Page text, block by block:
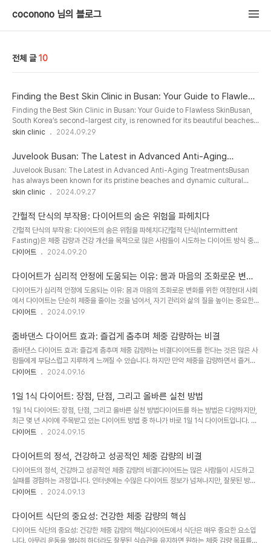
coconono 님의 블로그
전체 글 10
Finding the Best Skin Clinic in Busan: Your Guide to Flawless
Skin
Finding the Best Skin Clinic in Busan: Your Guide to Flawless SkinBusan,
South Korea’s second-largest city, is renowned for its beautiful beaches,
vibrant cityscape, and thriving beauty industry. Among its many
services available throughout the city. If you're looking to enhance your
skincare routine or address specific skin con..
skin clinic 2024.09.29
Juvelook Busan: The Latest in Advanced Anti-Aging
Treatments
Juvelook Busan: The Latest in Advanced Anti-Aging TreatmentsBusan
has always been known for its pristine beaches and dynamic cultural
scene, but in recent years, it has also become a top destination for
locals and visitors alike is Juvelook Busan. This cutting-edge anti-aging
solution offers long-lasting results for those looki..
skin clinic 2024.09.27
간헐적 단식의 부작용: 다이어트의 숨은 위험을 파헤치다
간헐적 단식의 부작용: 다이어트의 숨은 위험을 파헤치다간헐적 단식(Intermittent
Fasting)은 체중 감량과 건강 개선을 목적으로 많은 사람들이 시도하는 다이어트 방식 중
하나입니다. 식사 시간을 제한해 공복 상태를 유지하면서 체지방을 연소시키고 대사를 개선
용이 존재하며, 잘못된 방식으로 실천할 경우 건강에 부정적인 영향을 미칠 수 있습니다.이
번 글에서는 간헐적 단식의 부작용에 대해 다루고, 건강한 단식 실천을 위해 주의해야 할 사
항들을 알아보겠습니다.1. 간헐적 단식이란?간헐적 단식은 일정한 시간 동안 공복을 유지하
고, 나머지 시간 동안에만 음식을 섭취하는 방식의 다이어트입니다. 가장 흔한 방식으로는
16..
다이어트 2024.09.20
다이어트가 심리적 안정에 도움되는 이유: 몸과 마음의 조화로운 변화
를 위한 여정
다이어트가 심리적 안정에 도움되는 이유: 몸과 마음의 조화로운 변화를 위한 여정현대 사회
에서 다이어트는 단순히 체중을 줄이는 것을 넘어서, 자기 관리와 삶의 질을 높이는 중요한
과정으로 인식되고 있습니다. 다이어트는 체중을 감량하고 건강을 개선하는 데 그치지 않고,
몸을 만들고 목표를 달성하는 과정에서 자존감이 상승하고, 우울감과 스트레스가 줄어드는
경험을 하는 사람들이 많습니다.이번 글에서는 다이어트가 심리적 안정에 도움되는 이유에
대해 살펴보고, 체중 감량과 함께 마음의 건강까지 함께 얻는 다이어트의 긍정적인 영향을
분석해 보겠습니다.1. 다이어트와 심리적 안정의 연관성다이어트는 단순히 몸의 변화를 이루
는 과정일..
다이어트 2024.09.19
줌바댄스 다이어트 효과: 즐겁게 춤추며 체중 감량하는 비결
줌바댄스 다이어트 효과: 즐겁게 춤추며 체중 감량하는 비결다이어트를 한다는 것은 많은 사
람들에게 부담스럽고 지루하게 느껴질 수 있습니다. 하지만 만약 체중을 감량하면서 즐거운
시간을 보낼 수 있다면 어떨까요? 줌바댄스는 이러한 고민을 해결해 줄 수 있는 완벽한 운동
뿐만 아니라 스트레스 해소와 체력 증진에도 큰 도움이 됩니다. 이번 글에서는 줌바댄스 다
이어트의 효과와 줌바댄스를 통해 건강하고 즐겁게 체중을 감량하는 방법에 대해 알아보겠
습니다.1. 줌바댄스란?줌바댄스는 1990년대 중반 콜롬비아 출신의 알베르토 "베토" 페레즈
에 의해 개발된 운동 프로그램입니다. 줌바는 라틴 음악에 맞춰 다양한 댄스 스타일을 접목
시킨 전..
다이어트 2024.09.16
1일 1식 다이어트: 장점, 단점, 그리고 올바른 실천 방법
1일 1식 다이어트: 장점, 단점, 그리고 올바른 실천 방법다이어트를 하는 방법은 다양하지만,
최근 몇 년 사이에 주목받고 있는 다이어트 방법 중 하나가 바로 1일 1식 다이어트입니다. 간
헐적 단식의 일종인 1일 1식 다이어트는 하루에 한 끼만 먹는 방식으로 체중 감량을 유도합
건강 개선을 동시에 노리는 방법으로 각광받고 있습니다. 이번 글에서는 1일 1식 다이어트의
원리, 장점과 단점, 그리고 효과적인 실천 방법에 대해 자세히 알아보겠습니다.1. 1일 1식 다
이어트란?1일 1식 다이어트는 하루에 한 끼만 섭취하는 방식의 다이어트입니다. 보통 간헐적
단식은 하루에 2~3끼를 섭취하면서도 일정 시간 동안 음식을 먹지 않..
다이어트 2024.09.15
다이어트의 정석, 건강하고 성공적인 체중 감량의 비결
다이어트의 정석, 건강하고 성공적인 체중 감량의 비결다이어트는 많은 사람들이 시도하고
실패를 경험하는 과정입니다. 인터넷에는 수많은 다이어트 정보가 넘쳐나지만, 잘못된 방법
으로 다이어트를 진행하면 건강을 해치거나 요요현상을 겪게 될 수 있습니다. 건강하고 지속
이어트의 기본 원칙부터 성공적인 체중 감량을 위한 구체적인 방법까지 소개하며, 건강한 다
이어트의 정석을 설명해 드리겠습니다.1. 다이어트의 본질: 단순히 체중을 줄이는 것이 아닌
건강한 생활습관 만들기많은 사람들은 다이어트를 단순히 체중 감량이라고 생각하지만, 다
다이어트 2024.09.13
다이어트 식단의 중요성: 건강한 체중 감량의 핵심
다이어트 식단의 중요성: 건강한 체중 감량의 핵심다이어트에서 식단은 매우 중요한 요소입
니다. 아무리 운동을 열심히 하더라도 잘못된 식습관을 유지하면 원하는 체중 감량 목표를